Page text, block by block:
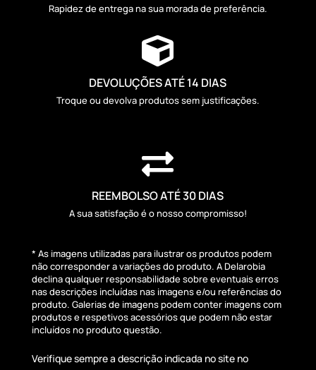
Rapidez de entrega na sua morada de preferência.

DEVOLUÇÕES ATÉ 14 DIAS
Troque ou devolva produtos sem justificações.

REEMBOLSO ATÉ 30 DIAS
A sua satisfação é o nosso compromisso!
* As imagens utilizadas para ilustrar os produtos podem
não corresponder a variações do produto. A Delarobia
declina qualquer responsabilidade sobre eventuais erros
nas descrições incluídas nas imagens e/ou referências do
produto. Galerias de imagens podem conter imagens com
produtos e respetivos acessórios que podem não estar
incluídos no produto questão.
Verifique sempre a descrição indicada no site no